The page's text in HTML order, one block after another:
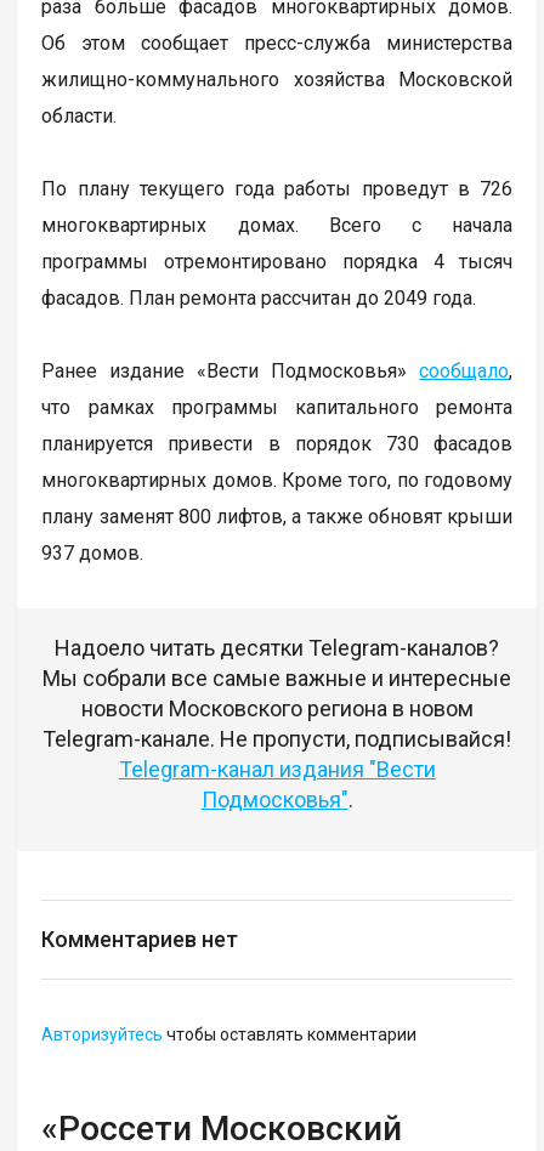
раза больше фасадов многоквартирных домов.
Об этом сообщает пресс-служба министерства
жилищно-коммунального хозяйства Московской
области.
По плану текущего года работы проведут в 726
многоквартирных домах. Всего с начала
программы отремонтировано порядка 4 тысяч
фасадов. План ремонта рассчитан до 2049 года.
Ранее издание «Вести Подмосковья»сообщало,
что рамках программы капитального ремонта
планируется привести в порядок 730 фасадов
многоквартирных домов. Кроме того, по годовому
плану заменят 800 лифтов, а также обновят крыши
937 домов.
Надоело читать десятки Telegram-каналов?
Мы собрали все самые важные и интересные
новости Московского региона в новом
Telegram-канале. Не пропусти, подписывайся!
Telegram-канал издания "Вести
Подмосковья".
Комментариев нет
Авторизуйтесь чтобы оставлять комментарии
«Россети Московский